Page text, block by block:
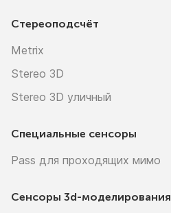
Стереоподсчёт
Metrix
Stereo 3D
Stereo 3D уличный
Специальные сенсоры
Pass для проходящих мимо
Сенсоры 3d-моделирования